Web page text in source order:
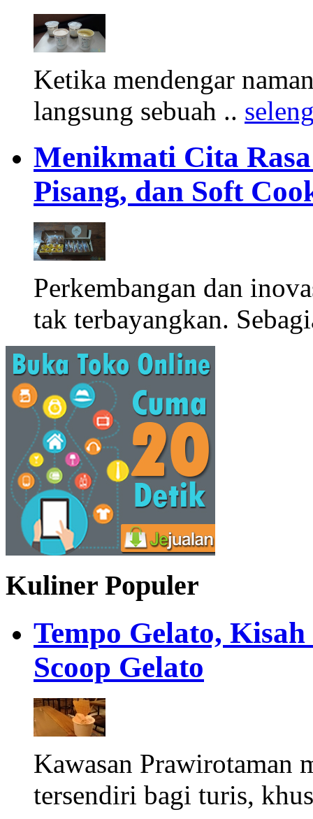
Ketika mendengar
langsung sebuah ..
Menikmati Cita
Pisang, dan Soft
Perkembangan dan
tak terbayangkan.
Kuliner Populer
Tempo Gelato,
Scoop Gelato
Kawasan Prawirotaman
tersendiri bagi turis,